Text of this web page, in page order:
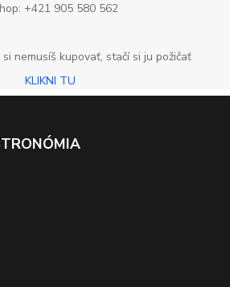
+421 905 580 562
nemusíš kupovať, stačí si ju požičať
KLIKNI TU